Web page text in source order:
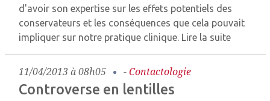
d'avoir son expertise sur les effets potentiels des
conservateurs et les conséquences que cela pouvait
impliquer sur notre pratique clinique. Lire la suite
11/04/2013 à 08h05 -Contactologie
Controverse en lentilles